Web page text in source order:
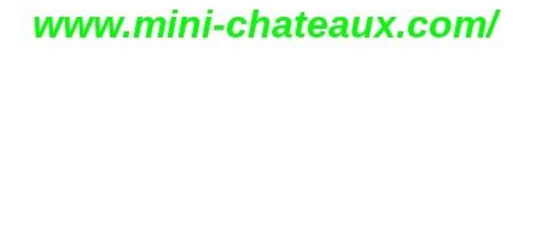
www.mini-chateaux.com/